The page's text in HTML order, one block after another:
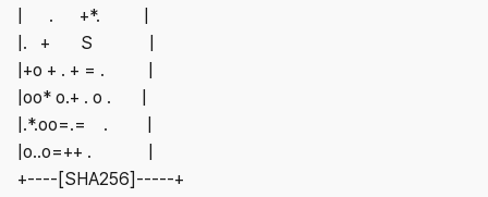
| . +*. |
|. + S |
|+o + . + = . |
|oo* o.+ . o . |
|.*.oo=.= . |
|o..o=++ . |
+----[SHA256]-----+